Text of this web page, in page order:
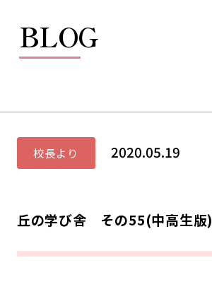
BLOG
校長より 2020.05.19
丘の学び舎 その55(中高生版)